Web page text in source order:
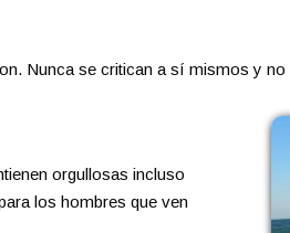
Nunca se critican a sí mismos y
orgullosas incluso
los hombres que ven